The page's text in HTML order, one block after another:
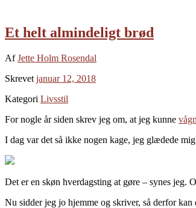
Et helt almindeligt brød
AfJette Holm Rosendal
Skrevet januar 12, 2018
Kategori Livsstil
For nogle år siden skrev jeg om, at jeg kunne
I dag var det så ikke nogen kage, jeg glædede
Det er en skøn hverdagsting at gøre – synes jeg.
Nu sidder jeg jo hjemme og skriver, så derfor